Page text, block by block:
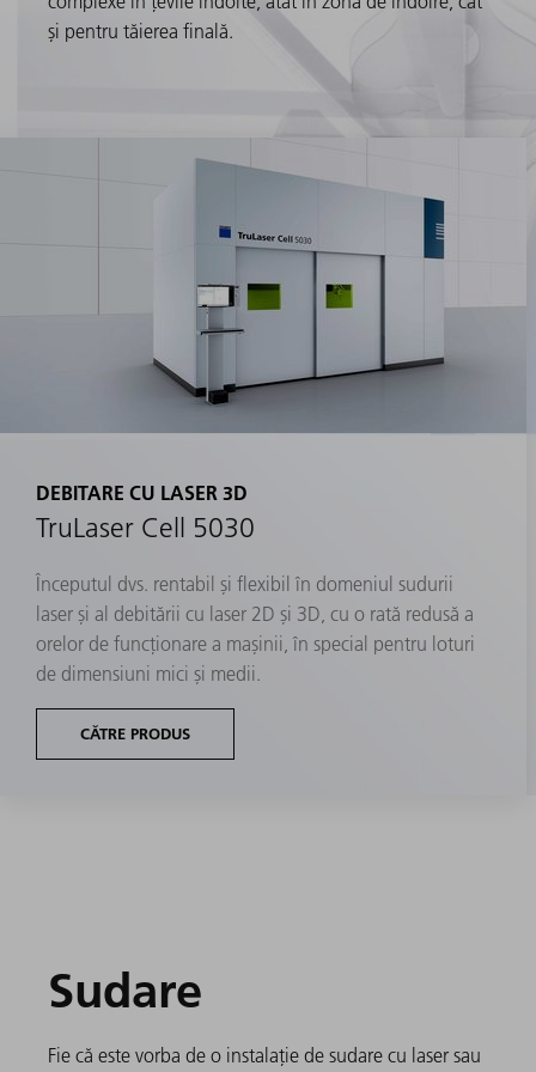
și pentru tăierea finală.
DEBITARE CU LASER 3D
TruLaser Cell 5030
Începutul dvs. rentabil și flexibil în domeniul sudurii
laser și al debitării cu laser 2D și 3D, cu o rată redusă a
orelor de funcționare a mașinii, în special pentru loturi
de dimensiuni mici și medii.
CĂTRE PRODUS
Sudare
Fie că este vorba de o instalație de sudare cu laser sau